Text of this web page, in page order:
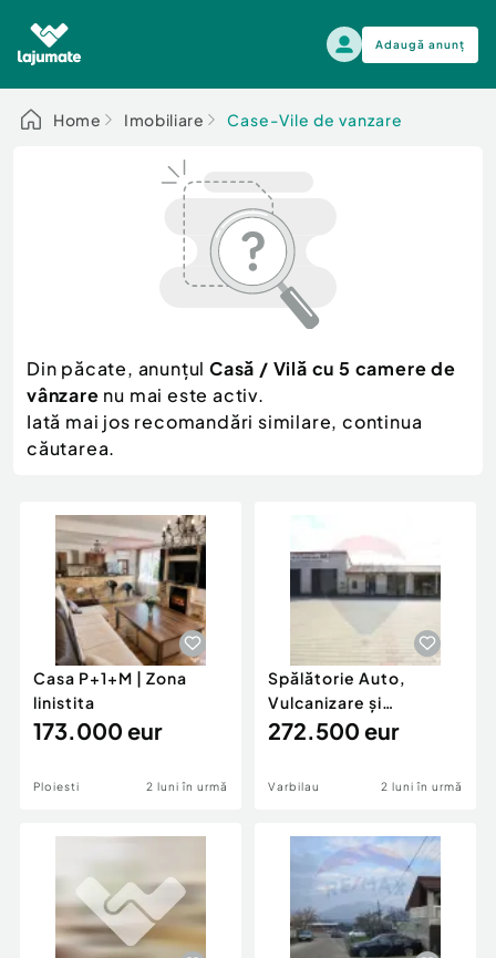
Adaugă anunț
Alege categoria
Auto, moto si ambarcatiuni
Electronice si electrocasnice
Mama si copilul
Moda si frumusete
Sport, timp liber, arta
Servicii
Animale de companie
Afaceri și echipamente profesionale
Inchiriere Bunuri si Vehicule
Auto, moto si ambarcatiuni
Scutere - ATV - UTV
Autoutilitare
Ambarcatiuni
Camioane - Rulote - Remorci
Utilaje agricole si industriale
Piese auto si accesorii
Dacia Duster
Home Imobiliare Case-Vile de vanzare
Din păcate, anunțul Casă / Vilă cu 5 camere de
vânzare nu mai este activ.
Iată mai jos recomandări similare, continua
căutarea.
Casa P+1+M | Zona
linistita
173.000 eur
Ploiesti 2 luni în urmă
Spălătorie Auto,
Vulcanizare și
Restaurant |
272.500 eur
Varbilau 2 luni în urmă